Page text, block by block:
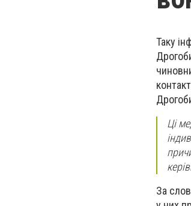
Таку
Ці
За